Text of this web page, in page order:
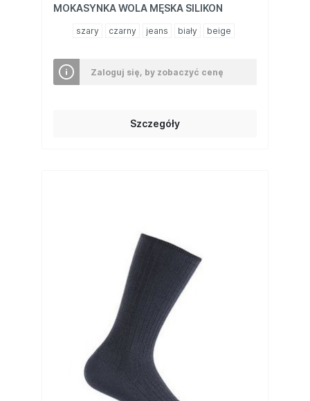
MOKASYNKA WOLA MĘSKA SILIKON
szary czarny jeans biały beige
Zaloguj się, by zobaczyć cenę
Szczegóły